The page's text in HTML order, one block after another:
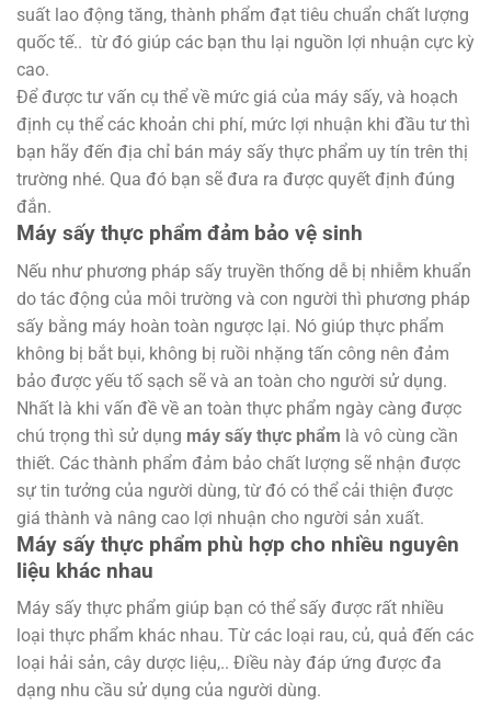
suất lao động tăng, thành phẩm đạt tiêu chuẩn chất lượng
quốc tế.. từ đó giúp các bạn thu lại nguồn lợi nhuận cực kỳ
cao.
Để được tư vấn cụ thể về mức giá của máy sấy, và hoạch
định cụ thể các khoản chi phí, mức lợi nhuận khi đầu tư thì
bạn hãy đến địa chỉ bán máy sấy thực phẩm uy tín trên thị
trường nhé. Qua đó bạn sẽ đưa ra được quyết định đúng
đắn.
Máy sấy thực phẩm đảm bảo vệ sinh
Nếu như phương pháp sấy truyền thống dễ bị nhiễm khuẩn
do tác động của môi trường và con người thì phương pháp
sấy bằng máy hoàn toàn ngược lại. Nó giúp thực phẩm
không bị bắt bụi, không bị ruồi nhặng tấn công nên đảm
bảo được yếu tố sạch sẽ và an toàn cho người sử dụng.
Nhất là khi vấn đề về an toàn thực phẩm ngày càng được
chú trọng thì sử dụng máy sấy thực phẩm là vô cùng cần
thiết. Các thành phẩm đảm bảo chất lượng sẽ nhận được
sự tin tưởng của người dùng, từ đó có thể cải thiện được
giá thành và nâng cao lợi nhuận cho người sản xuất.
Máy sấy thực phẩm phù hợp cho nhiều nguyên
liệu khác nhau
Máy sấy thực phẩm giúp bạn có thể sấy được rất nhiều
loại thực phẩm khác nhau. Từ các loại rau, củ, quả đến các
loại hải sản, cây dược liệu,.. Điều này đáp ứng được đa
dạng nhu cầu sử dụng của người dùng.